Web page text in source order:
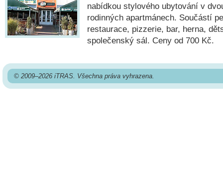
nabídkou stylového ubytování v
rodinných apartmánech. Součástí
restaurace, pizzerie, bar, herna,
společenský sál. Ceny od 700 Kč.
© 2009–2026 iTRAS. Všechna práva vyhrazena.